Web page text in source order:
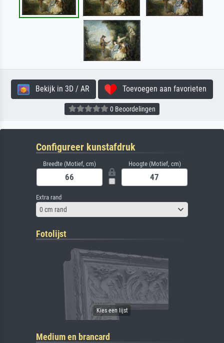
Bekijk in 3D / AR Toevoegen aan favorieten
0 Beoordelingen
Configureer kunstafdruk
Breedte (Motief, cm) Hoogte (Motief, cm)
Extra rand
0 cm rand
Fotolijst
Medium en brancard